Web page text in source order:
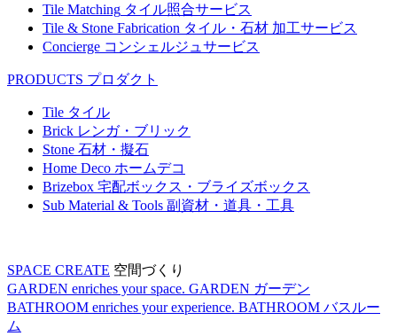
Tile Matching タイル照合サービス
Tile & Stone Fabrication タイル・石材 加工サービス
Concierge コンシェルジュサービス
PRODUCTS プロダクト
Tile タイル
Brick レンガ・ブリック
Stone 石材・擬石
Home Deco ホームデコ
Brizebox 宅配ボックス・ブライズボックス
Sub Material & Tools 副資材・道具・工具
SPACE CREATE 空間づくり
GARDEN enriches your space. GARDEN ガーデン
BATHROOM enriches your experience. BATHROOM バスルー
ム